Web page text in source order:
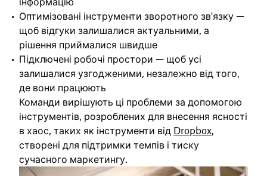
Оптимізовані інструменти зворотного зв'язку —
щоб відгуки залишалися актуальними, а
рішення приймалися швидше
Підключені робочі простори — щоб усі
залишалися узгодженими, незалежно від того,
де вони працюють
Команди вирішують ці проблеми за допомогою
інструментів, розроблених для внесення ясності
в хаос, таких як інструменти від Dropbox,
створені для підтримки темпів і тиску
сучасного маркетингу.